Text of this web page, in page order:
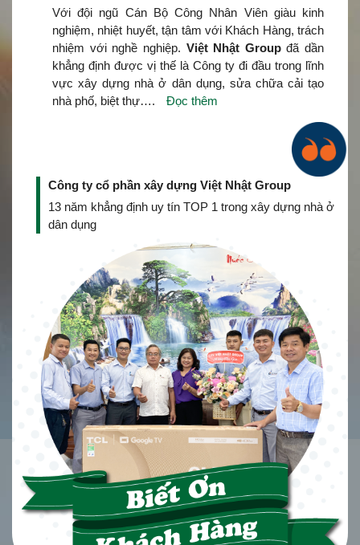
Với đội ngũ Cán Bộ Công Nhân Viên giàu kinh
nghiệm, nhiệt huyết, tận tâm với Khách Hàng, trách
nhiệm với nghề nghiệp. Việt Nhật Groupđã dần
khẳng định được vị thế là Công ty đi đầu trong lĩnh
vực xây dựng nhà ở dân dụng, sửa chữa cải tạo
nhà phố, biệt thự….
Đọc thêm
Công ty cổ phần xây dựng Việt Nhật Group
13 năm khẳng định uy tín TOP 1 trong xây dựng nhà ở
dân dụng